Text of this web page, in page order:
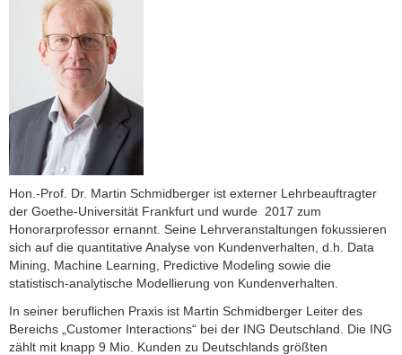
Hon.-Prof. Dr. Martin Schmidberger ist externer Lehrbeauftragter
der Goethe-Universität Frankfurt und wurde 2017 zum
Honorarprofessor ernannt. Seine Lehrveranstaltungen fokussieren
sich auf die quantitative Analyse von Kundenverhalten, d.h. Data
Mining, Machine Learning, Predictive Modeling sowie die
statistisch-analytische Modellierung von Kundenverhalten.
In seiner beruflichen Praxis ist Martin Schmidberger Leiter des
Bereichs „Customer Interactions“ bei der ING Deutschland. Die ING
zählt mit knapp 9 Mio. Kunden zu Deutschlands größten